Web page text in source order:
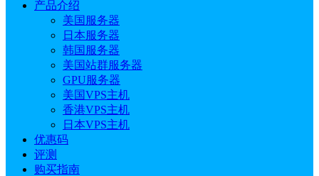
产品介绍
美国服务器
日本服务器
韩国服务器
美国站群服务器
GPU服务器
美国VPS主机
香港VPS主机
日本VPS主机
优惠码
评测
购买指南